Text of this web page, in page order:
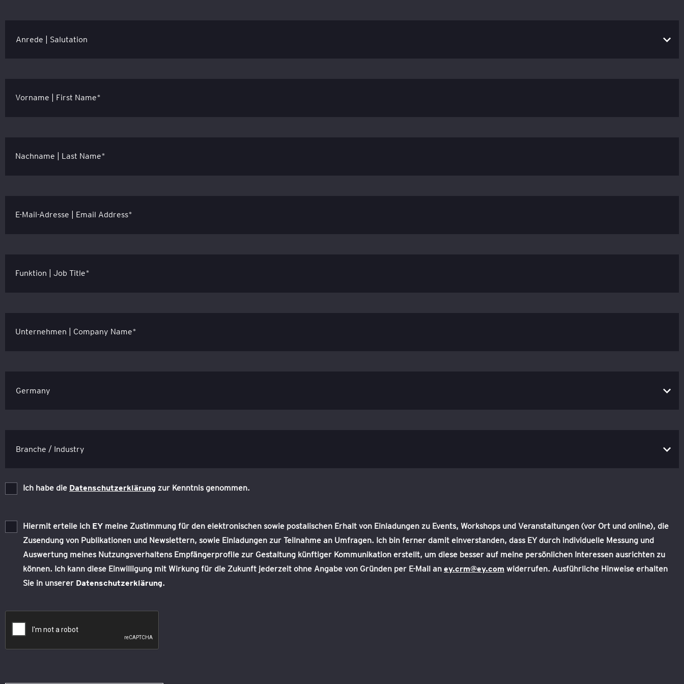
Vorname | First Name*
Nachname | Last Name*
E-Mail-Adresse | Email Address*
Funktion | Job Title*
Unternehmen | Company Name*
Ich habe die Datenschutzerklärung zur Kenntnis genommen.
Hiermit erteile ich EY meine Zustimmung für den elektronischen sowie postalischen Erhalt von Einladungen zu Events, Workshops und Veranstaltungen (vor Ort und online), die
Zusendung von Publikationen und Newslettern, sowie Einladungen zur Teilnahme an Umfragen. Ich bin ferner damit einverstanden, dass EY durch individuelle Messung und
Auswertung meines Nutzungsverhaltens Empfängerprofile zur Gestaltung künftiger Kommunikation erstellt, um diese besser auf meine persönlichen Interessen ausrichten zu
können. Ich kann diese Einwilligung mit Wirkung für die Zukunft jederzeit ohne Angabe von Gründen per E-Mail an ey.crm@ey.com widerrufen. Ausführliche Hinweise erhalten
Sie in unserer Datenschutzerklärung.